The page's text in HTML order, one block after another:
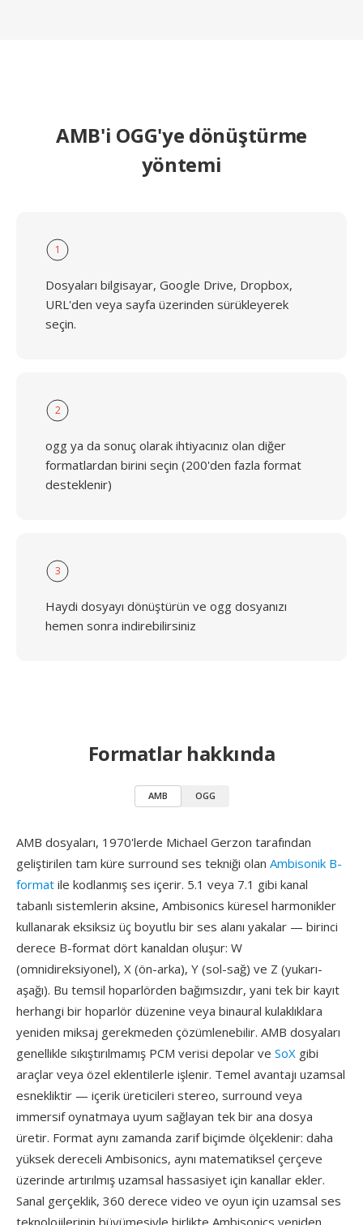
AMB'i OGG'ye dönüştürme
yöntemi
1
Dosyaları bilgisayar, Google Drive, Dropbox,
URL'den veya sayfa üzerinden sürükleyerek
seçin.
2
ogg ya da sonuç olarak ihtiyacınız olan diğer
formatlardan birini seçin (200'den fazla format
desteklenir)
3
Haydi dosyayı dönüştürün ve ogg dosyanızı
hemen sonra indirebilirsiniz
Formatlar hakkında
AMB OGG
AMB dosyaları, 1970'lerde Michael Gerzon tarafından
geliştirilen tam küre surround ses tekniği olan Ambisonik B-
format ile kodlanmış ses içerir. 5.1 veya 7.1 gibi kanal
tabanlı sistemlerin aksine, Ambisonics küresel harmonikler
kullanarak eksiksiz üç boyutlu bir ses alanı yakalar — birinci
derece B-format dört kanaldan oluşur: W
(omnidireksiyonel), X (ön-arka), Y (sol-sağ) ve Z (yukarı-
aşağı). Bu temsil hoparlörden bağımsızdır, yani tek bir kayıt
herhangi bir hoparlör düzenine veya binaural kulaklıklara
yeniden miksaj gerekmeden çözümlenebilir. AMB dosyaları
genellikle sıkıştırılmamış PCM verisi depolar ve SoX gibi
araçlar veya özel eklentilerle işlenir. Temel avantajı uzamsal
esnekliktir — içerik üreticileri stereo, surround veya
immersif oynatmaya uyum sağlayan tek bir ana dosya
üretir. Format aynı zamanda zarif biçimde ölçeklenir: daha
yüksek dereceli Ambisonics, aynı matematiksel çerçeve
üzerinde artırılmış uzamsal hassasiyet için kanallar ekler.
Sanal gerçeklik, 360 derece video ve oyun için uzamsal ses
teknolojilerinin büyümesiyle birlikte Ambisonics yeniden